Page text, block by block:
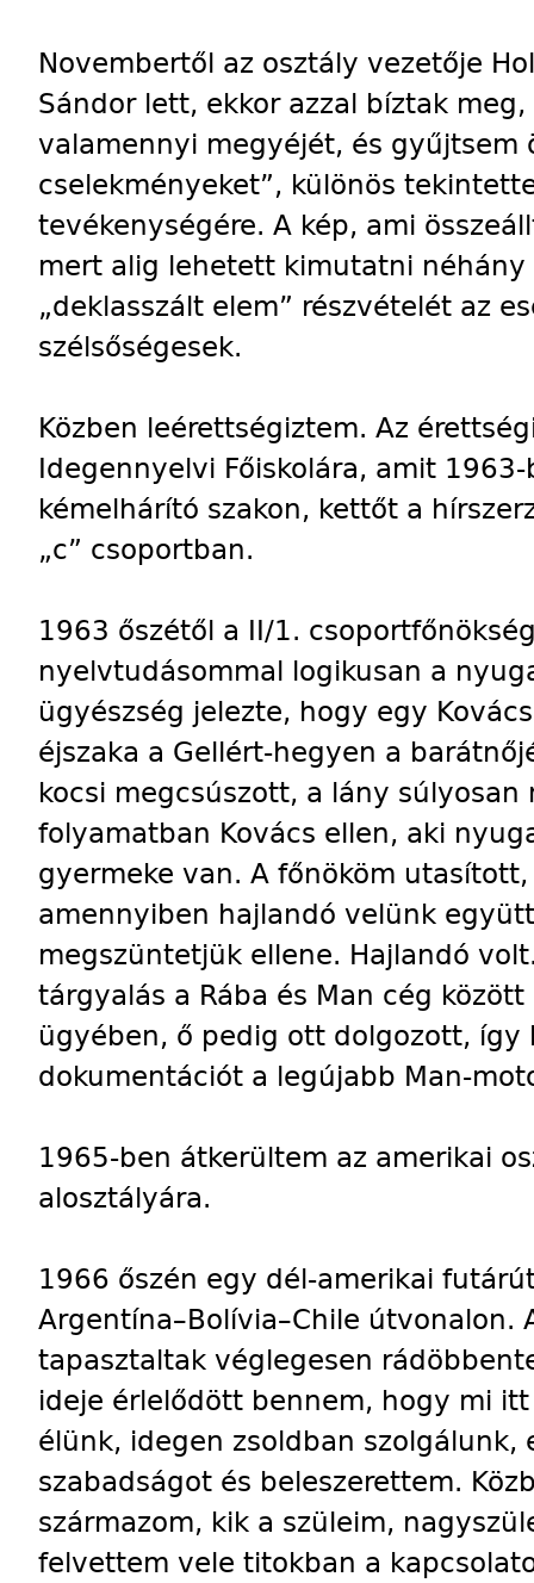
Novembertől az osztály vezetője
Sándor lett, ekkor azzal bíztak
valamennyi megyéjét, és gyűjtsem
cselekményeket”, különös
tevékenységére. A kép, ami
mert alig lehetett kimutatni
„deklasszált elem” részvételét az
szélsőségesek.
Közben leérettségiztem. Az
Idegennyelvi Főiskolára, amit
kémelhárító szakon, kettőt a
„c” csoportban.
1963 őszétől a II/1.
nyelvtudásommal logikusan a
ügyészség jelezte, hogy egy
éjszaka a Gellért-hegyen a
kocsi megcsúszott, a lány
folyamatban Kovács ellen, aki
gyermeke van. A főnököm
amennyiben hajlandó velünk
megszüntetjük ellene. Hajlandó
tárgyalás a Rába és Man cég
ügyében, ő pedig ott dolgozott, így
dokumentációt a legújabb Man-
1965-ben átkerültem az amerikai
alosztályára.
1966 őszén egy dél-amerikai
Argentína–Bolívia–Chile útvonalon.
tapasztaltak véglegesen
ideje érlelődött bennem, hogy mi
élünk, idegen zsoldban szolgálunk,
szabadságot és beleszerettem.
származom, kik a szüleim,
felvettem vele titokban a